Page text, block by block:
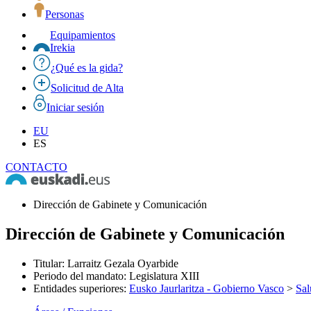
Personas
Equipamientos
Irekia
¿Qué es la gida?
Solicitud de Alta
Iniciar sesión
EU
ES
CONTACTO
Dirección de Gabinete y Comunicación
Dirección de Gabinete y Comunicación
Titular: Larraitz Gezala Oyarbide
Periodo del mandato: Legislatura XIII
Entidades superiores: Eusko Jaurlaritza - Gobierno Vasco >